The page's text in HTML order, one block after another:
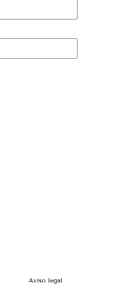
Aviso legal